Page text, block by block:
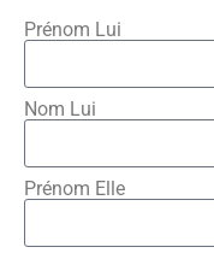
Prénom Lui
Nom Lui
Prénom Elle